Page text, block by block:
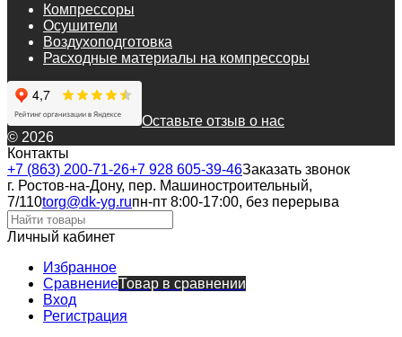
Компрессоры
Осушители
Воздухоподготовка
Расходные материалы на компрессоры
Оставьте отзыв о нас
© 2026
Контакты
+7 (863) 200-71-26+7 928 605-39-46Заказать звонок
г. Ростов-на-Дону, пер. Машиностроительный,
7/110torg@dk-yg.ruпн-пт 8:00-17:00, без перерыва
Личный кабинет
Избранное
СравнениеТовар в сравнении
Вход
Регистрация